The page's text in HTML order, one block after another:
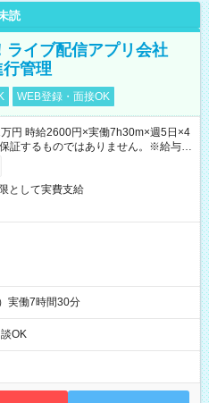
読
ライブ配信アプリ会社
管理
WEB登録・面接OK
円 時給2600円×実働7h30m×週5日×4
証するものではありません。※給与即
用条件有）
として実費支給
実働7時間30分
OK